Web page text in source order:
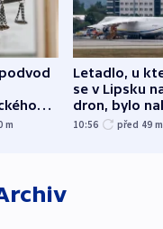
soud
m
Letadlo, u
se v Lipsku
dron, bylo
municí, píší
10:56 před 49 m